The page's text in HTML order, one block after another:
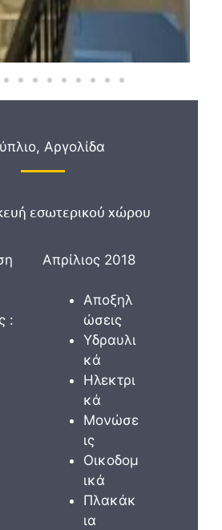
Αργολίδα
εσωτερικού χώρου
:
Απρίλιος 2018
Αποξηλ
ώσεις
Υδραυλι
κά
Ηλεκτρι
κά
Μονώσε
ις
Οικοδομ
ικά
Πλακάκ
ια